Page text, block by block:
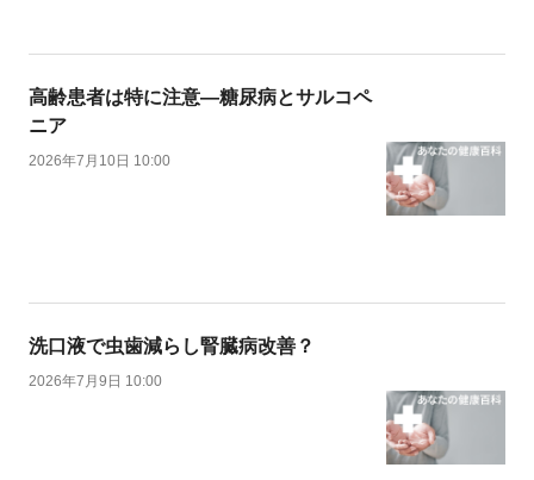
高齢患者は特に注意―糖尿病とサルコペ
ニア
2026年7月10日 10:00
洗口液で虫歯減らし腎臓病改善？
2026年7月9日 10:00